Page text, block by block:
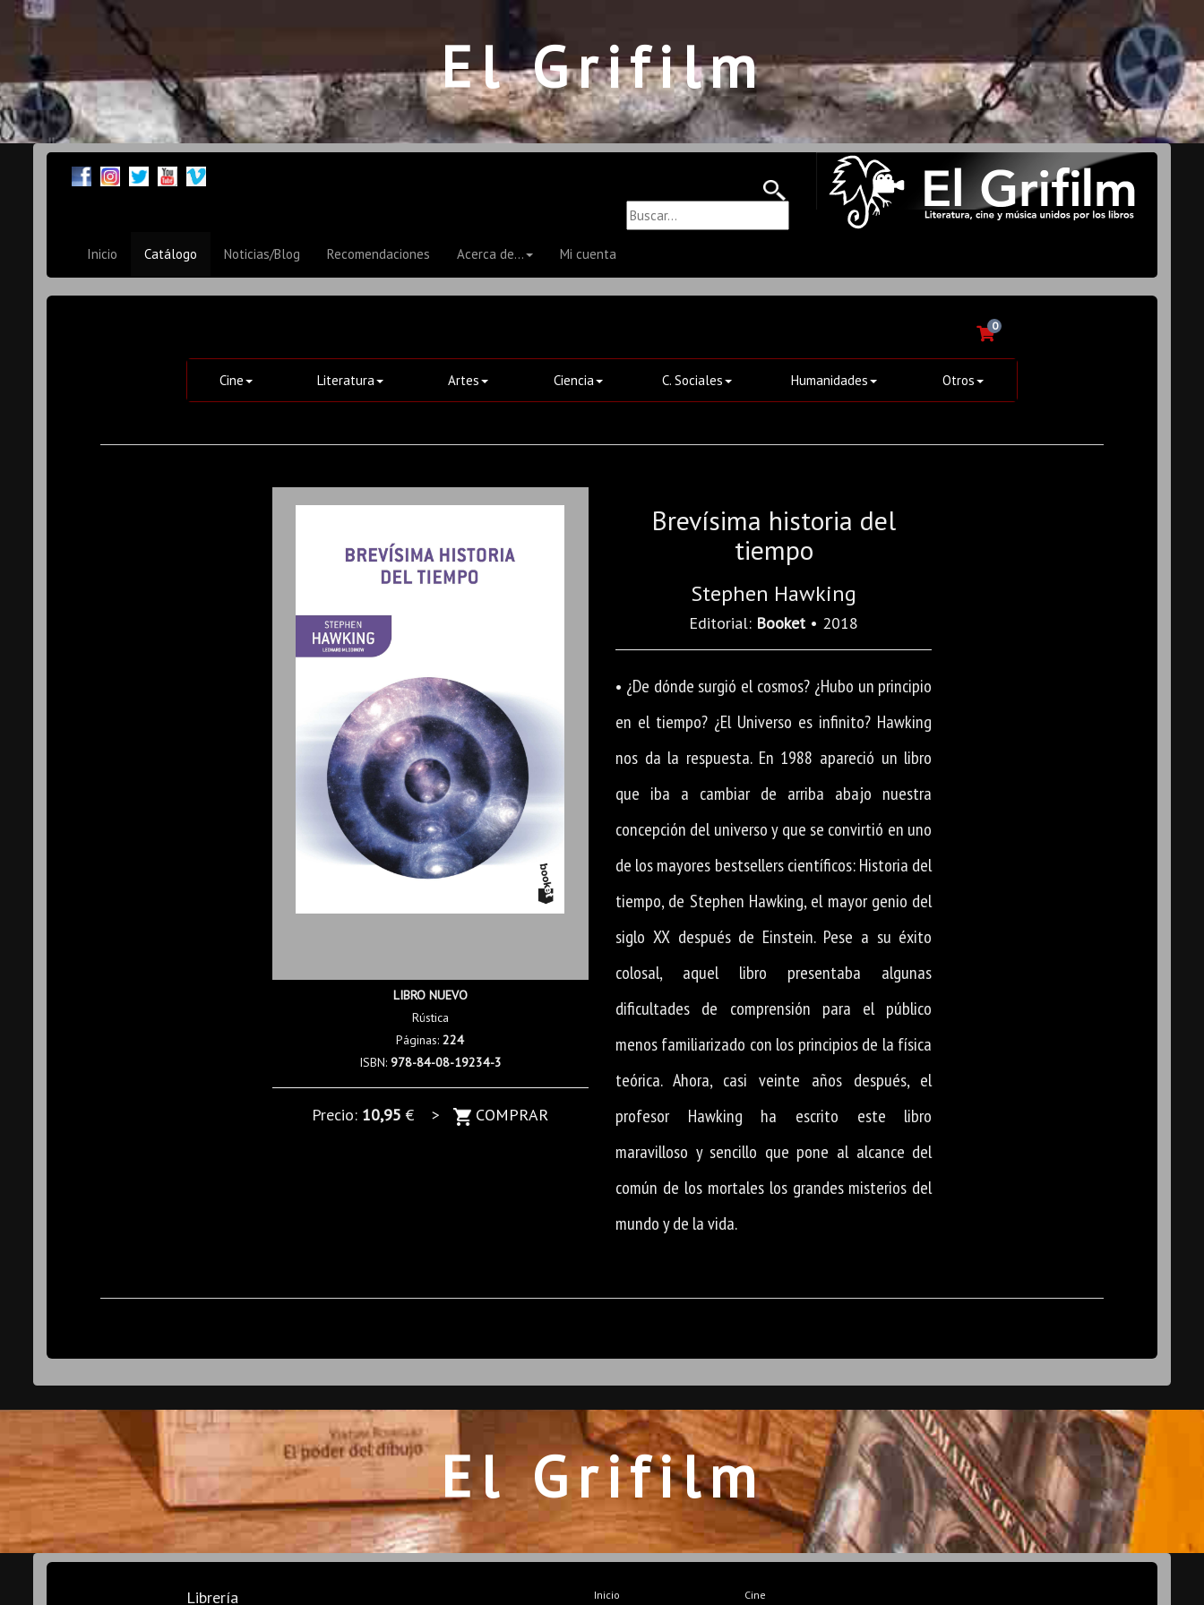
El Grifilm
Inicio Catálogo Noticias/Blog Recomendaciones Acerca de... Mi cuenta
0
Cine Literatura Artes Ciencia C. Sociales Humanidades Otros
LIBRO NUEVO
Rústica
Páginas:224
ISBN: 978-84-08-19234-3
Precio: 10,95 € > COMPRAR
Brevísima historia del
tiempo
Stephen Hawking
Editorial: Booket • 2018
• ¿De dónde surgió el cosmos? ¿Hubo un principio
en el tiempo? ¿El Universo es infinito? Hawking
nos da la respuesta. En 1988 apareció un libro
que iba a cambiar de arriba abajo nuestra
concepción del universo y que se convirtió en uno
de los mayores bestsellers científicos: Historia del
tiempo, de Stephen Hawking, el mayor genio del
siglo XX después de Einstein. Pese a su éxito
colosal, aquel libro presentaba algunas
dificultades de comprensión para el público
menos familiarizado con los principios de la física
teórica. Ahora, casi veinte años después, el
profesor Hawking ha escrito este libro
maravilloso y sencillo que pone al alcance del
común de los mortales los grandes misterios del
mundo y de la vida.
El Grifilm
Librería
Inicio Cine